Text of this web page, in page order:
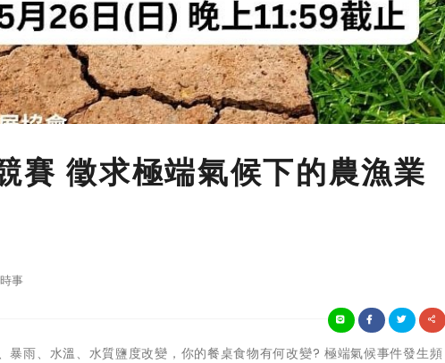
賽 徵求極端氣候下的農漁業
事
雨、水溫、水質鹽度改變，你的餐桌食物有何改變? 極端氣候事件發生頻